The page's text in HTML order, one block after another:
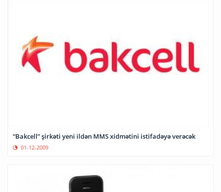
“Bakcell” şirkəti yeni ildən MMS xidmətini istifadəyə verəcək
01-12-2009